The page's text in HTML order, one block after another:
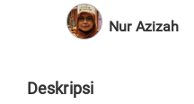
Nur Azizah
Deskripsi